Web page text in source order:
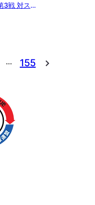
戦 対スル
… 155